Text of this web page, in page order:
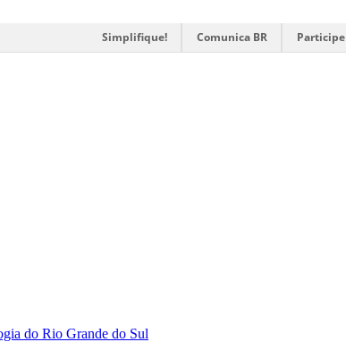
Simplifique! Comunica BR Participe
do Rio Grande do Sul